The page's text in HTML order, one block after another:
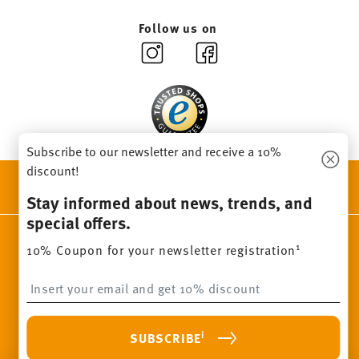
Follow us on
Beauty & functionality for your home
Imprint
Change cookie consent
*All prices incl. VAT and plusshipping costs.
The code can be entered directly during the order process. The
voucher can not be combined with other vouchers or discounts. It
is not billable by hindsight. No cash, balance expires.
Subscribe to our newsletter and receive a 10%
discount!
Stay informed about news, trends, and
special offers.
10% Coupon for your newsletter registration1
SUBSCRIBEi